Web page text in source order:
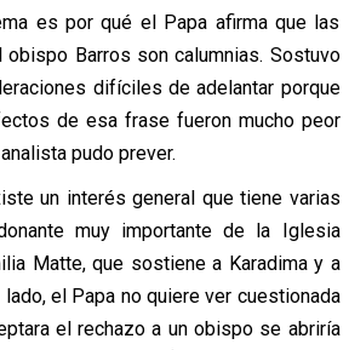
es por qué el Papa afirma que las
obispo Barros son calumnias. Sostuvo
difíciles de adelantar porque
de esa frase fueron mucho peor
pudo prever.
un interés general que tiene varias
muy importante de la Iglesia
Matte, que sostiene a Karadima y a
el Papa no quiere ver cuestionada
el rechazo a un obispo se abriría